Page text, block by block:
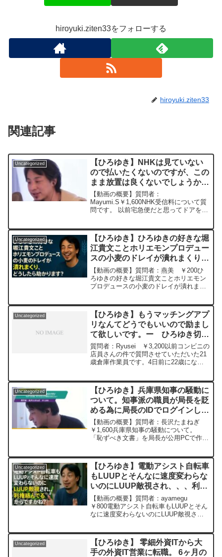
hiroyuki.ziten33をフォローする
hiroyuki.ziten33
関連記事
Uncategorized
【ひろゆき】NHKは見ていない
ので払いたくないのですが、この
まま放置は良くないでしょうか？
ー ひろゆき切り抜き
20230322
【動画の概要】質問者：
Mayumi.S￥1,600NHK受信料について質
問です。 以前宅急便だと思ってドアを開
使っていない空の口座を記入した為、振
込用紙が送られて来...
Uncategorized
【ひろゆき】ひろゆきの好きな堀
江貴文ことホリエモンプロデュー
スの小麦のドレイが潰れまくり。
どうしたら助かります？ー ひろ
ゆき切り抜き 20251025
【動画の概要】質問者：燕美 ￥200ひ
ろゆきの好きな堀江貴文ことホリエモン
プロデュースの小麦のドレイが潰れまく
き論.Cool Jazz ひろゆきさんの
動画で、寄...
Uncategorized
【ひろゆき】もうマッチングアプ
リなんてどうでもいいので励まし
て欲しいです。ー ひろゆき切り
抜き 20240228
質問者：Ryusei ￥3,200以前コンビニの
店員さんの件で質問させていただいた21
歳倉庫作業員です。4日前に22歳になっ
つぎ込み恋愛の相手ではなく勧誘の業者
に会いました(分かった!と言って逃げま
した)。もうマッチングアプリなんてどう
でもいいので励まして欲しいです。この
ままだと死んだ魚の目をしたガリガリで
性格の悪いおっさんになってしまいそう
です。昨日職場の同世代の人とご飯に誘
いました。元動画：ロシアの敗北は無さ
ら 2024/02/28 W22
https://www.youtube.com/watch?
v=GK3quBgoXnQ***************************
***************ひろゆきさんの動画で、寄
せられた質問について、一問一答形式に
してみました。過去にこんな質問してる
かな？と気になったことがあれば、下記
のサイトから検索してみてください。
ドしていきますので、使いやすいと感じ
て頂けたら、いいね！やチャンネル登録
をよろしくお願いします。
Uncategorized
【ひろゆき】兵庫県知事の騒動に
ついて。知事派の職員が局長を貶
める為に局長のIDでログインして
「恥ずべき文書」を入れ込んだ可
能性もあるよね？ー ひろゆき切
り抜き 20250604
【動画の概要】質問者：長沢たまねぎ
￥1,600兵庫県知事の騒動について。
「恥ずべき文書」を局長が公用PCで作成
期化せずにわざわざ聞き出していたとの
事。これ、知事派の...
Uncategorized
【ひろゆき】電動アシスト自転車
もLUUPとそんなに速度変わらな
いのにLUUP敵視され、、、利権
絡んでるからですかね？ー ひろ
ゆき切り抜き 20251025
【動画の概要】質問者：ayamegu
￥800電動アシスト自転車もLUUPとそん
なに速度変わらないのにLUUP敵視され
ろうとちょっと思うパチンコはOKでカジ
ノはダメみた...
Uncategorized
【ひろゆき】 零細外資ITから大
手の外資IT営業に転職。 6ヶ月の